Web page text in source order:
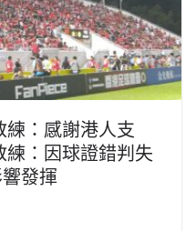
練：感謝港人支
：因球證錯判失
發揮